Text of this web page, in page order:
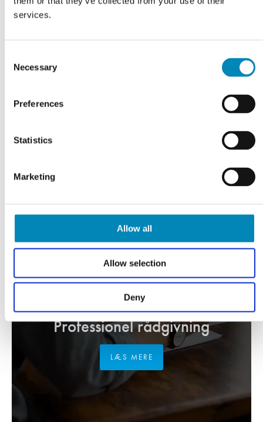
services.
Selection
Necessary
Preferences
Statistics
Marketing
Allow all
Allow selection
Deny
Professionel rådgivning
VI TILBYDER DIG
LÆS MERE